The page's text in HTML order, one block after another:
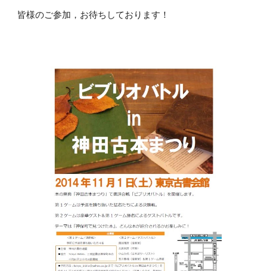
皆様のご参加，お待ちしております！